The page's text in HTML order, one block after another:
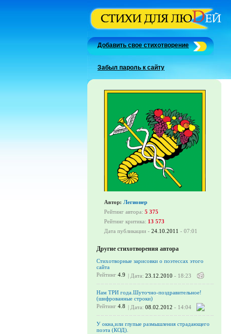
Добавить свое стихотворение
Забыл пароль к сайту
Автор: Легионер
Рейтинг автора: 5 375
Рейтинг критика: 13 573
Дата публикации - 24.10.2011 - 07:01
Другие стихотворения автора
Стихотворные зарисовки о поэтессах этого
сайта
Рейтинг 4.9 | Дата: 23.12.2010 - 18:23
Нам ТРИ года.Шуточно-поздравительное!
(шифрованные строки)
Рейтинг 4.8 | Дата: 08.02.2012 - 14:04
У окна,или глупые размышления страдающего
поэта (КОД).